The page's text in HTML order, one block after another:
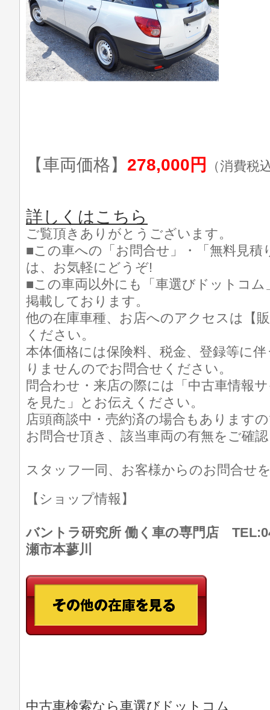
【車両価格】 278,000円 （消費税
詳しくはこちら
ご覧頂きありがとうございます。
■この車への「お問合せ」・「無料見積
は、お気軽にどうぞ!
■この車両以外にも「車選びドットコ
掲載しております。
他の在庫車種、お店へのアクセスは【
ください。
本体価格には保険料、税金、登録等に
りませんのでお問合せください。
問合わせ・来店の際には「中古車情報
を見た」とお伝えください。
店頭商談中・売約済の場合もあります
お問合せ頂き、該当車両の有無をご確
スタッフ一同、お客様からのお問合せ
【ショップ情報】
バントラ研究所 働く車の専門店
瀬市本蓼川
中古車検索なら車選びドットコム